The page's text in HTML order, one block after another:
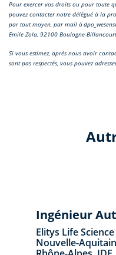
Pour exercer vos droits ou pour toute
pouvez contacter notre délégué à la
par tout moyen, par mail à
Emile Zola, 92100 Boulogne-
Si vous estimez, après nous avoir
sont pas respectés, vous pouvez
Ingénieur
Elitys Life
Nouvelle-